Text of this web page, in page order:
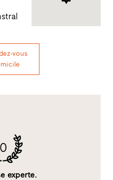
vous
experte.